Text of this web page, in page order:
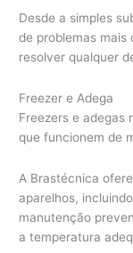
Desde a simples
de problemas mais
resolver qualquer
Freezer e Adega
Freezers e adegas
que funcionem de
A Brastécnica
aparelhos,
manutenção
a temperatura